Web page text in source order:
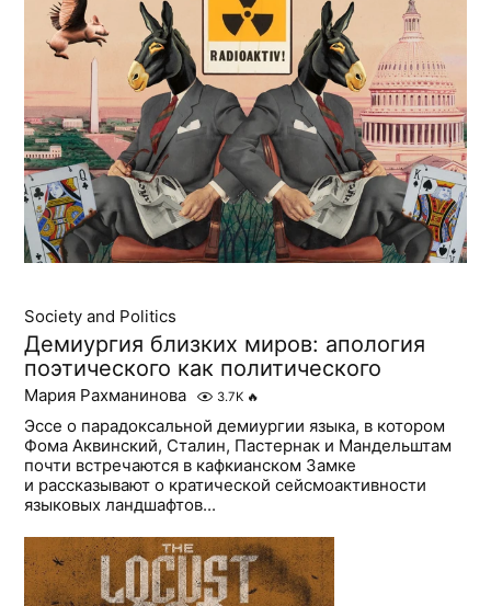
Society and Politics
Демиургия близких миров: апология
поэтического как политического
Мария Рахманинова 3.7K 🔥
Эссе о парадоксальной демиургии языка, в котором
Фома Аквинский, Сталин, Пастернак и Мандельштам
почти встречаются в кафкианском Замке
и рассказывают о кратической сейсмоактивности
языковых ландшафтов...